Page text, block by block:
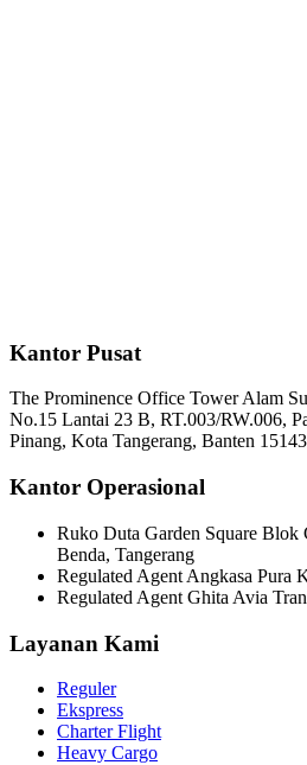
Kantor Pusat
The Prominence Office Tower Alam
No.15 Lantai 23 B, RT.003/RW.006,
Pinang, Kota Tangerang, Banten 15143
Kantor Operasional
Ruko Duta Garden Square Blok
Benda, Tangerang
Regulated Agent Angkasa Pura
Regulated Agent Ghita Avia
Layanan Kami
Reguler
Ekspress
Charter Flight
Heavy Cargo